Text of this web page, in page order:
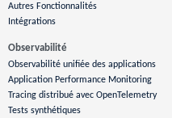
Autres Fonctionnalités
Intégrations
Observabilité
Observabilité unifiée des applications
Application Performance Monitoring
Tracing distribué avec OpenTelemetry
Tests synthétiques